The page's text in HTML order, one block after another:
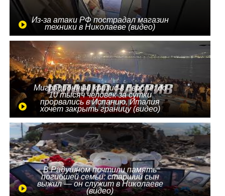
Из-за атаки РФ пострадал магазин
техники в Николаеве (видео)
Миграционный кризис в Европе: до
10 тысяч человек за сутки
прорвались в Испанию, Италия
хочет закрыть границу (видео)
В Радушном почтили память
погибшей семьи: старший сын
выжил — он служит в Николаеве
(видео)